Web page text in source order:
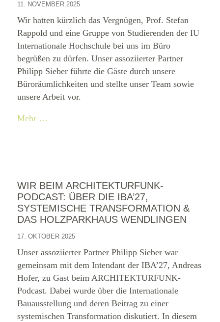
11. NOVEMBER 2025
Wir hatten kürzlich das Vergnügen, Prof. Stefan
Rappold und eine Gruppe von Studierenden der IU
Internationale Hochschule bei uns im Büro
begrüßen zu dürfen. Unser assoziierter Partner
Philipp Sieber führte die Gäste durch unsere
Büroräumlichkeiten und stellte unser Team sowie
unsere Arbeit vor.
Mehr …
WIR BEIM ARCHITEKTURFUNK-
PODCAST: ÜBER DIE IBA’27,
SYSTEMISCHE TRANSFORMATION &
DAS HOLZPARKHAUS WENDLINGEN
17. OKTOBER 2025
Unser assoziierter Partner Philipp Sieber war
gemeinsam mit dem Intendant der IBA’27, Andreas
Hofer, zu Gast beim ARCHITEKTURFUNK-
Podcast. Dabei wurde über die Internationale
Bauausstellung und deren Beitrag zu einer
systemischen Transformation diskutiert. In diesem